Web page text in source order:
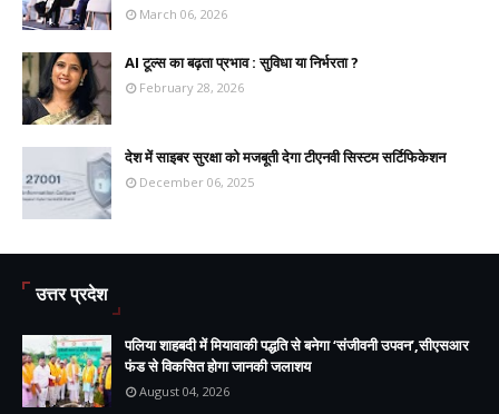
March 06, 2026
AI टूल्स का बढ़ता प्रभाव : सुविधा या निर्भरता ?
February 28, 2026
देश में साइबर सुरक्षा को मजबूती देगा टीएनवी सिस्टम सर्टिफिकेशन
December 06, 2025
उत्तर प्रदेश
पलिया शाहबदी में मियावाकी पद्धति से बनेगा ‘संजीवनी उपवन’,सीएसआर
फंड से विकसित होगा जानकी जलाशय
August 04, 2026